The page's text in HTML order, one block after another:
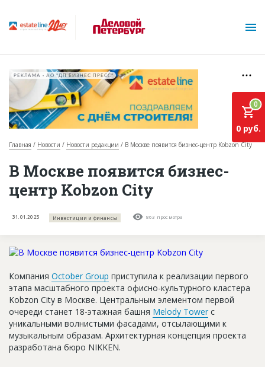
О проекте
Горячие объекты
Глоссарий
Новости
Платные услуги
Пресс-релизы
Правила работы
РЕКЛАМА • АО "ДП БИЗНЕС ПРЕСС"
Главная Новости Новости редакции В Москве появится бизнес-центр Kobzon City
В Москве появится бизнес-
центр Kobzon City
31.01.2025 Инвестиции и финансы 863 просмотра
0
0 руб.
Компания October Group приступила к реализации первого
этапа масштабного проекта офисно-культурного кластера
Kobzon City в Москве. Центральным элементом первой
очереди станет 18-этажная башня Melody Tower с
уникальными волнистыми фасадами, отсылающими к
музыкальным образам. Архитектурная концепция проекта
разработана бюро NIKKEN.